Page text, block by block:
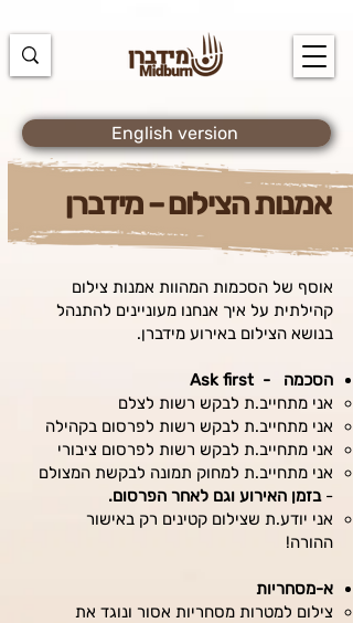
English version
אמנות הצילום – מידברן
אוסף של הסכמות המהוות אמנות צילום
קהילתית על איך אנחנו מעוניינים להתנהל
בנושא הצילום באירוע מידברן.
הסכמה - Ask first
אני מתחייב.ת לבקש רשות לצלם
אני מתחייב.ת לבקש רשות לפרסום בקהילה
אני מתחייב.ת לבקש רשות לפרסום ציבורי
אני מתחייב.ת למחוק תמונה לבקשת המצולם
-בזמן האירוע וגם לאחר הפרסום.
אני יודע.ת שצילום קטינים רק באישור
ההורה!
א-מסחריות
צילום למטרות מסחריות אסור ונוגד את